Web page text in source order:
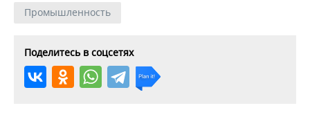
Промышленность
Поделитесь в соцсетях